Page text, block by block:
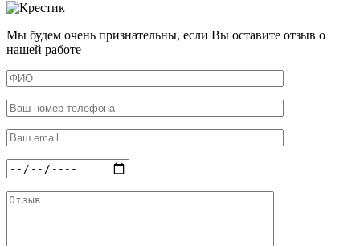
Мы будем очень признательны, если Вы оставите отзыв о
нашей работе